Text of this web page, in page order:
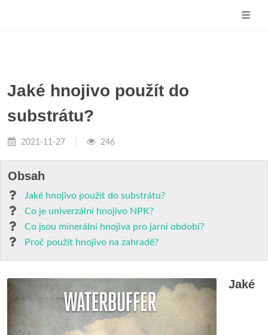
Jaké hnojivo použít do
substrátu?
2021-11-27 246
Obsah
Jaké hnojivo použít do substrátu?
Co je univerzální hnojivo NPK?
Co jsou minerální hnojiva pro jarní období?
Proč použít hnojivo na zahradě?
Jaké